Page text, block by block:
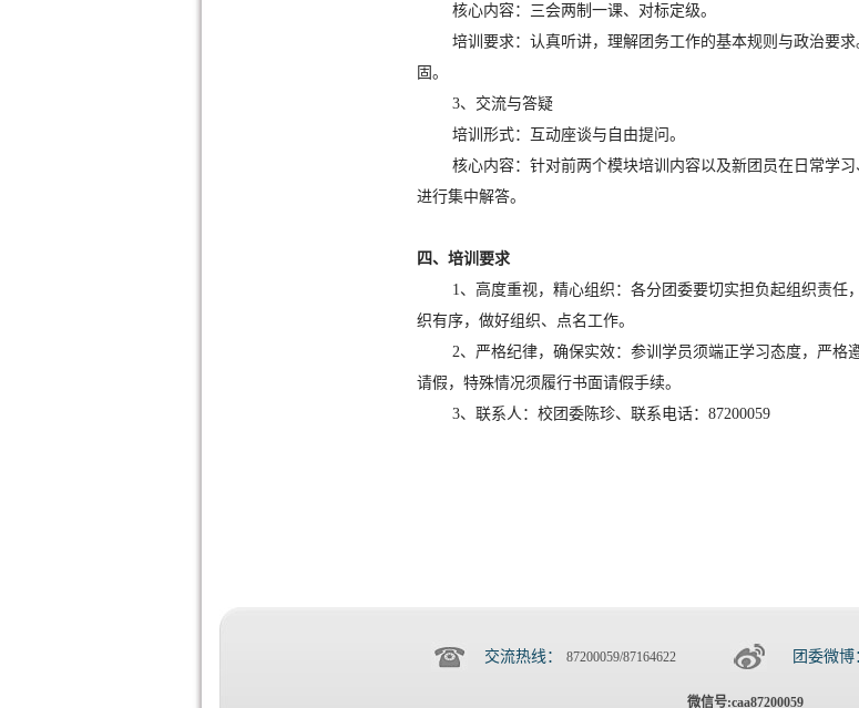
核心内容：三会两制一课、对标定级。
培训要求：认真听讲，理解团务工作的基本规则与政治要
固。
3、交流与答疑
培训形式：互动座谈与自由提问。
核心内容：针对前两个模块培训内容以及新团员在日常学
进行集中解答。
四、培训要求
1、高度重视，精心组织：各分团委要切实担负起组织责任
织有序，做好组织、点名工作。
2、严格纪律，确保实效：参训学员须端正学习态度，严
请假，特殊情况须履行书面请假手续。
3、联系人：校团委陈珍、联系电话：87200059
交流热线： 87200059/87164622 团委微博
微信号:caa87200059